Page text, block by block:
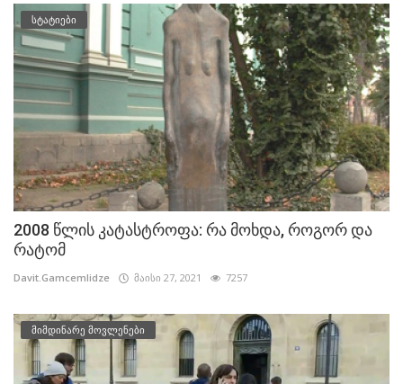
სტატიები
2008 წლის კატასტროფა: რა მოხდა, როგორ და
რატომ
Davit.Gamcemlidze მაისი 27, 2021 7257
მიმდინარე მოვლენები